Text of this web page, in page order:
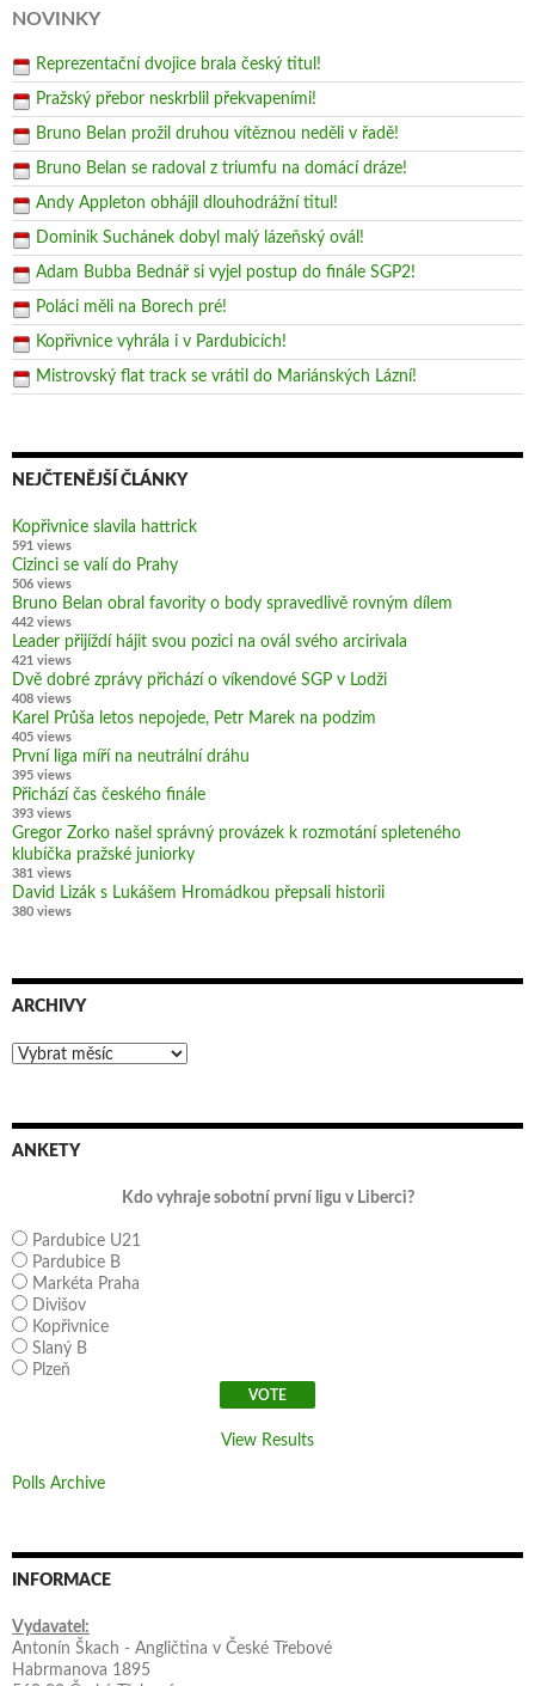
NOVINKY
Reprezentační dvojice brala český titul!
Pražský přebor neskrblil překvapeními!
Bruno Belan prožil druhou vítěznou neděli v řadě!
Bruno Belan se radoval z triumfu na domácí dráze!
Andy Appleton obhájil dlouhodrážní titul!
Dominik Suchánek dobyl malý lázeňský ovál!
Adam Bubba Bednář si vyjel postup do finále SGP2!
Poláci měli na Borech pré!
Kopřivnice vyhrála i v Pardubicích!
Mistrovský flat track se vrátil do Mariánských Lázní!
NEJČTENĚJŠÍ ČLÁNKY
Kopřivnice slavila hattrick
591 views
Cizinci se valí do Prahy
506 views
Bruno Belan obral favority o body spravedlivě rovným dílem
442 views
Leader přijíždí hájit svou pozici na ovál svého arcirivala
421 views
Dvě dobré zprávy přichází o víkendové SGP v Lodži
408 views
Karel Průša letos nepojede, Petr Marek na podzim
405 views
První liga míří na neutrální dráhu
395 views
Přichází čas českého finále
393 views
Gregor Zorko našel správný provázek k rozmotání spleteného
klubíčka pražské juniorky
381 views
David Lizák s Lukášem Hromádkou přepsali historii
380 views
ARCHIVY
Archivy
ANKETY
Kdo vyhraje sobotní první ligu v Liberci?
Pardubice U21
Pardubice B
Markéta Praha
Divišov
Kopřivnice
Slaný B
Plzeň
View Results
Polls Archive
INFORMACE
Vydavatel:
Antonín Škach - Angličtina v České Třebové
Habrmanova 1895